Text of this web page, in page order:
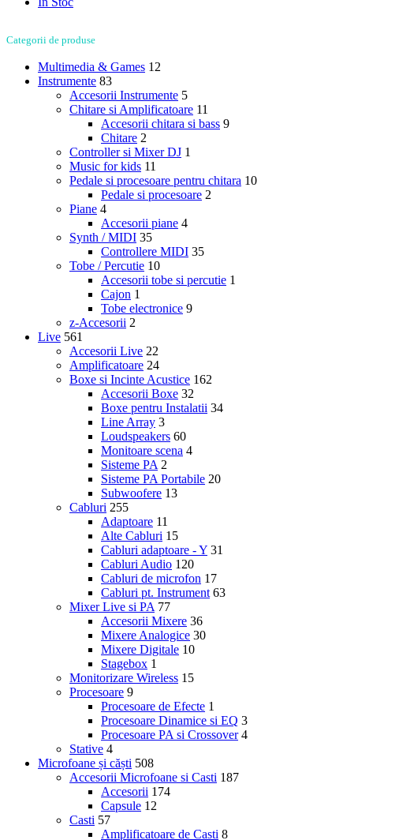
Categorii de produse
Multimedia & Games 12
Instrumente 83
Accesorii Instrumente 5
Chitare si Amplificatoare 11
Accesorii chitara si bass 9
Chitare 2
Controller si Mixer DJ 1
Music for kids 11
Pedale si procesoare pentru chitara 10
Pedale si procesoare 2
Piane 4
Accesorii piane 4
Synth / MIDI 35
Controllere MIDI 35
Tobe / Percutie 10
Accesorii tobe si percutie 1
Cajon 1
Tobe electronice 9
z-Accesorii 2
Live 561
Accesorii Live 22
Amplificatoare 24
Boxe si Incinte Acustice 162
Accesorii Boxe 32
Boxe pentru Instalatii 34
Line Array 3
Loudspeakers 60
Monitoare scena 4
Sisteme PA 2
Sisteme PA Portabile 20
Subwoofere 13
Cabluri 255
Adaptoare 11
Alte Cabluri 15
Cabluri adaptoare - Y 31
Cabluri Audio 120
Cabluri de microfon 17
Cabluri pt. Instrument 63
Mixer Live si PA 77
Accesorii Mixere 36
Mixere Analogice 30
Mixere Digitale 10
Stagebox 1
Monitorizare Wireless 15
Procesoare 9
Procesoare de Efecte 1
Procesoare Dinamice si EQ 3
Procesoare PA si Crossover 4
Stative 4
Microfoane și căști 508
Accesorii Microfoane si Casti 187
Accesorii 174
Capsule 12
Casti 57
Amplificatoare de Casti 8